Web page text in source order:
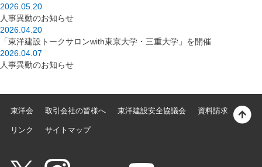
2026.05.20
人事異動のお知らせ
2026.04.20
「東洋建設トークサロンwith東京大学・三重大学」を開催
2026.04.07
人事異動のお知らせ
東洋会 取引会社の皆様へ 東洋建設安全協議会 資料請求
リンク サイトマップ